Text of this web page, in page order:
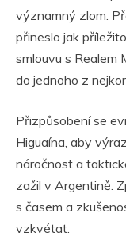
významný zlom.
přineslo jak
smlouvu s Realem
do jednoho z
Přizpůsobení se
Higuaína, aby
náročnost a
zažil v Argentině.
s časem a
vzkvétat.